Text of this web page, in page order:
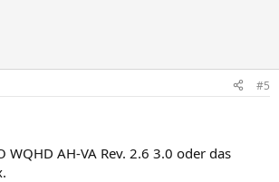
#5
WQHD AH-VA Rev. 2.6 3.0 oder das